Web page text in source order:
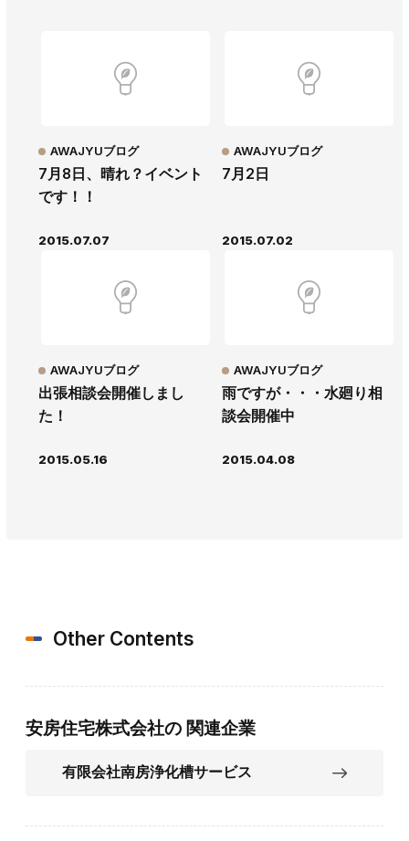
7月8日、晴れ？イベント
です！！
AWAJYUブログ
2015.07.07
7月2日
AWAJYUブログ
2015.07.02
出張相談会開催しまし
た！
AWAJYUブログ
2015.05.16
雨ですが・・・水廻り相
談会開催中
AWAJYUブログ
2015.04.08
Other Contents
安房住宅株式会社の 関連企業
有限会社南房浄化槽サービス